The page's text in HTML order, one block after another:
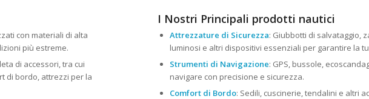
con materiali di alta
più estreme.
di accessori, tra cui
di bordo, attrezzi per la
I Nostri Principali prodotti nautici
Attrezzature di Sicurezza: Giubbotti di salvataggio,
luminosi e altri dispositivi essenziali per garantire la
Strumenti di Navigazione: GPS, bussole,
navigare con precisione e sicurezza.
Comfort di Bordo: Sedili, cuscinerie, tendalini e altri